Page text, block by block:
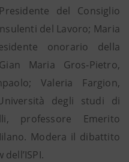
del Consiglio
del Lavoro; Maria
onorario della
Maria Gros‐Pietro,
Valeria Fargion,
degli studi di
professore Emerito
Modera il dibattito